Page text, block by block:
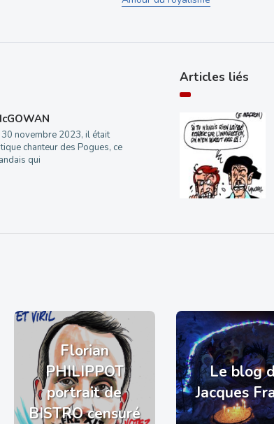
novembre 2023, il était
chanteur des Pogues, ce
qui
Articles liés
Florian
PHILIPPOT
portrait de
BISTRO censuré
Le blog
Jacques